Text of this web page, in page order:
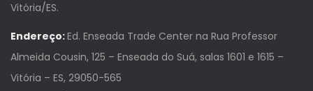
Vitória/ES.
Endereço:Ed. Enseada Trade Center na Rua Professor
Almeida Cousin, 125 – Enseada do Suá, salas 1601 e 1615 –
Vitória – ES, 29050-565